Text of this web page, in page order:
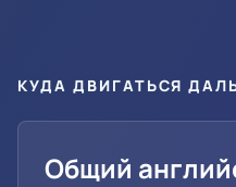
КУДА ДВИГАТЬСЯ
Общий